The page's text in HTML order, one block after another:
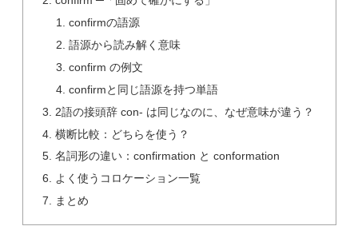
confirmの語源
語源から読み解く意味
confirm の例文
confirmと同じ語源を持つ単語
2語の接頭辞 con- は同じなのに、なぜ意味が違う？
横断比較：どちらを使う？
名詞形の違い：confirmation と conformation
よく使うコロケーション一覧
まとめ